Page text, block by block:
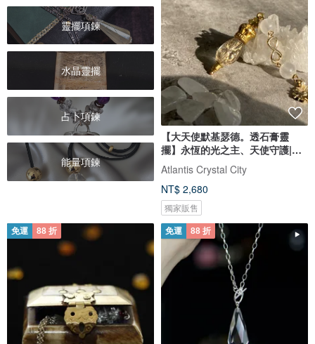
靈擺項鍊
水晶靈擺
占卜項鍊
能量項鍊
【大天使默基瑟德。透石膏靈
擺】永恆的光之主、天使守護|短
鏈
Atlantis Crystal City
NT$ 2,680
獨家販售
免運 88 折 免運 88 折